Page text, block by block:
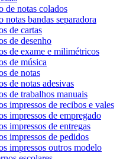
de notas colados
notas bandas separadora
de cartas
de desenho
de exame e milimétricos
de música
de notas
de notas adesivas
de trabalhos manuais
impressos de recibos e vales
impressos de empregado
impressos de entregas
impressos de pedidos
impressos outros modelo